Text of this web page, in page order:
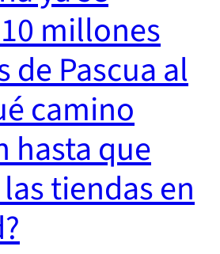
millones
de Pascua al
camino
hasta que
tiendas en